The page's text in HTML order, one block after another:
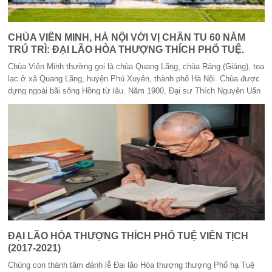
lợi lạc! Đại chúng có buổi nghe pháp thật hoan hỷ! Võ Văn Tường
CHÙA VIÊN MINH, HÀ NỘI VỚI VỊ CHÂN TU 60 NĂM
TRÚ TRÌ: ĐẠI LÃO HÒA THƯỢNG THÍCH PHỔ TUỆ.
Chùa Viên Minh thường gọi là chùa Quang Lãng, chùa Ráng (Giáng), tọa
lạc ở xã Quang Lãng, huyện Phú Xuyên, thành phố Hà Nội. Chùa được
dựng ngoài bãi sông Hồng từ lâu. Năm 1900, Đại sư Thích Nguyên Uẩn
được dân hai làng Quang Lãng và Mai Xá thỉnh về trụ trì chùa. Năm
1903, đất chùa bị sạt lở nên Đại sư đã cho dời chùa vào địa điểm ngày
nay. Đại sư thành lập Đạo tràng “Viên Minh Pháp Hội” giảng dạy Phật
pháp và biên soạn nhiều kinh sách, khắc ván in. Đại sư viên tịch năm
1915. Vị trú trì kế tục là Hòa thượng Thích Quảng Tốn. Ngài đã giữ gìn
trang nghiêm tự viện, tô tượng, làm cửa võng (bao lam), giữ gìn các di
sản, ván kinh của chùa. Ngài viên tịch năm 1961.
ĐẠI LÃO HÒA THƯỢNG THÍCH PHỔ TUỆ VIÊN TỊCH
(2017-2021)
Chúng con thành tâm đảnh lễ Đại lão Hòa thượng thượng Phổ hạ Tuệ